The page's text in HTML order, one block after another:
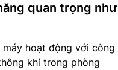
quan trọng như
hoạt động với công
khí trong phòng